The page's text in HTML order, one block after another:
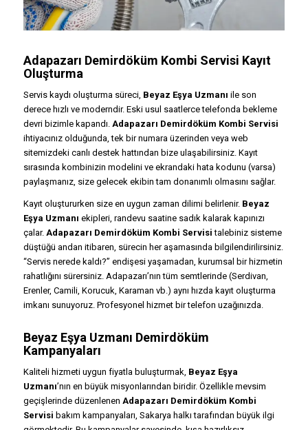
Adapazarı Demirdöküm Kombi Servisi Kayıt
Oluşturma
Servis kaydı oluşturma süreci, Beyaz Eşya Uzmanı ile son
derece hızlı ve moderndir. Eski usul saatlerce telefonda bekleme
devri bizimle kapandı. Adapazarı Demirdöküm Kombi Servisi
ihtiyacınız olduğunda, tek bir numara üzerinden veya web
sitemizdeki canlı destek hattından bize ulaşabilirsiniz. Kayıt
sırasında kombinizin modelini ve ekrandaki hata kodunu (varsa)
paylaşmanız, size gelecek ekibin tam donanımlı olmasını sağlar.
Kayıt oluştururken size en uygun zaman dilimi belirlenir. Beyaz
Eşya Uzmanı ekipleri, randevu saatine sadık kalarak kapınızı
çalar. Adapazarı Demirdöküm Kombi Servisi talebiniz sisteme
düştüğü andan itibaren, sürecin her aşamasında bilgilendirilirsiniz.
“Servis nerede kaldı?” endişesi yaşamadan, kurumsal bir hizmetin
rahatlığını sürersiniz. Adapazarı’nın tüm semtlerinde (Serdivan,
Erenler, Camili, Korucuk, Karaman vb.) aynı hızda kayıt oluşturma
imkanı sunuyoruz. Profesyonel hizmet bir telefon uzağınızda.
Beyaz Eşya Uzmanı Demirdöküm
Kampanyaları
Kaliteli hizmeti uygun fiyatla buluşturmak, Beyaz Eşya
Uzmanı’nın en büyük misyonlarından biridir. Özellikle mevsim
geçişlerinde düzenlenen Adapazarı Demirdöküm Kombi
Servisi bakım kampanyaları, Sakarya halkı tarafından büyük ilgi